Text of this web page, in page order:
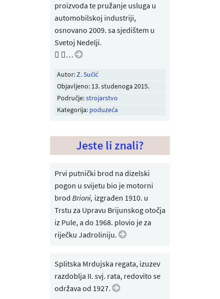
proizvoda te pružanje usluga u
automobilskoj industriji,
osnovano 2009. sa sjedištem u
Svetoj Nedelji.
 …
Autor:Z. Sučić
Objavljeno: 13. studenoga 2015.
Područje:strojarstvo
Kategorija: poduzeća
Jeste li znali?
Prvi putnički brod na dizelski
pogon u svijetu bio je motorni
brod Brioni, izgrađen 1910. u
Trstu za Upravu Brijunskog otočja
iz Pule, a do 1968. plovio je za
riječku Jadroliniju.
Splitska Mrdujska regata, izuzev
razdoblja II. svj. rata, redovito se
održava od 1927.